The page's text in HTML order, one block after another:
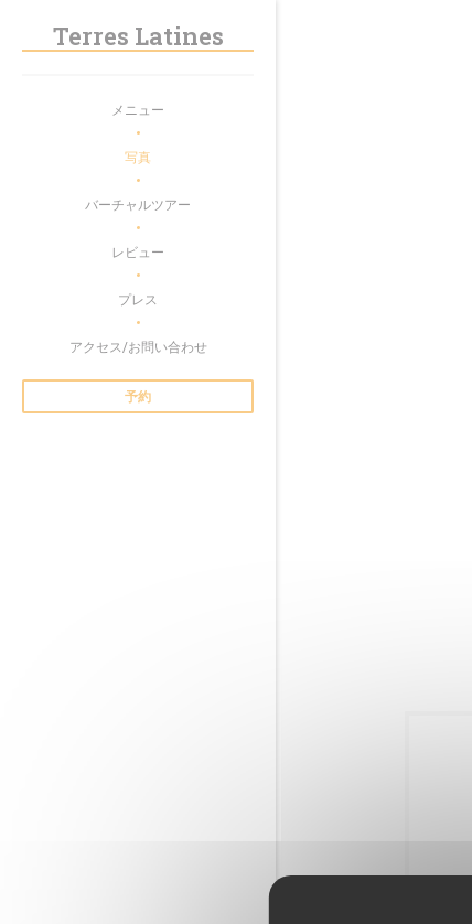
Terres Latines
メニュー
写真
バーチャルツアー
レビュー
プレス
アクセス/お問い合わせ
予約